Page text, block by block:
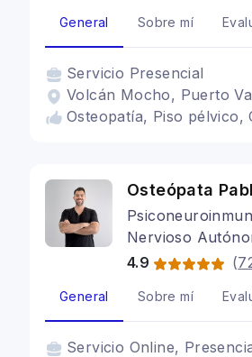
General Sobre mí
Servicio Presencial
Volcán Mocho, Puerto
Osteopatía, Piso pélvico,
Osteópata
Nervioso
4.9
(
General Sobre mí
Servicio Online,